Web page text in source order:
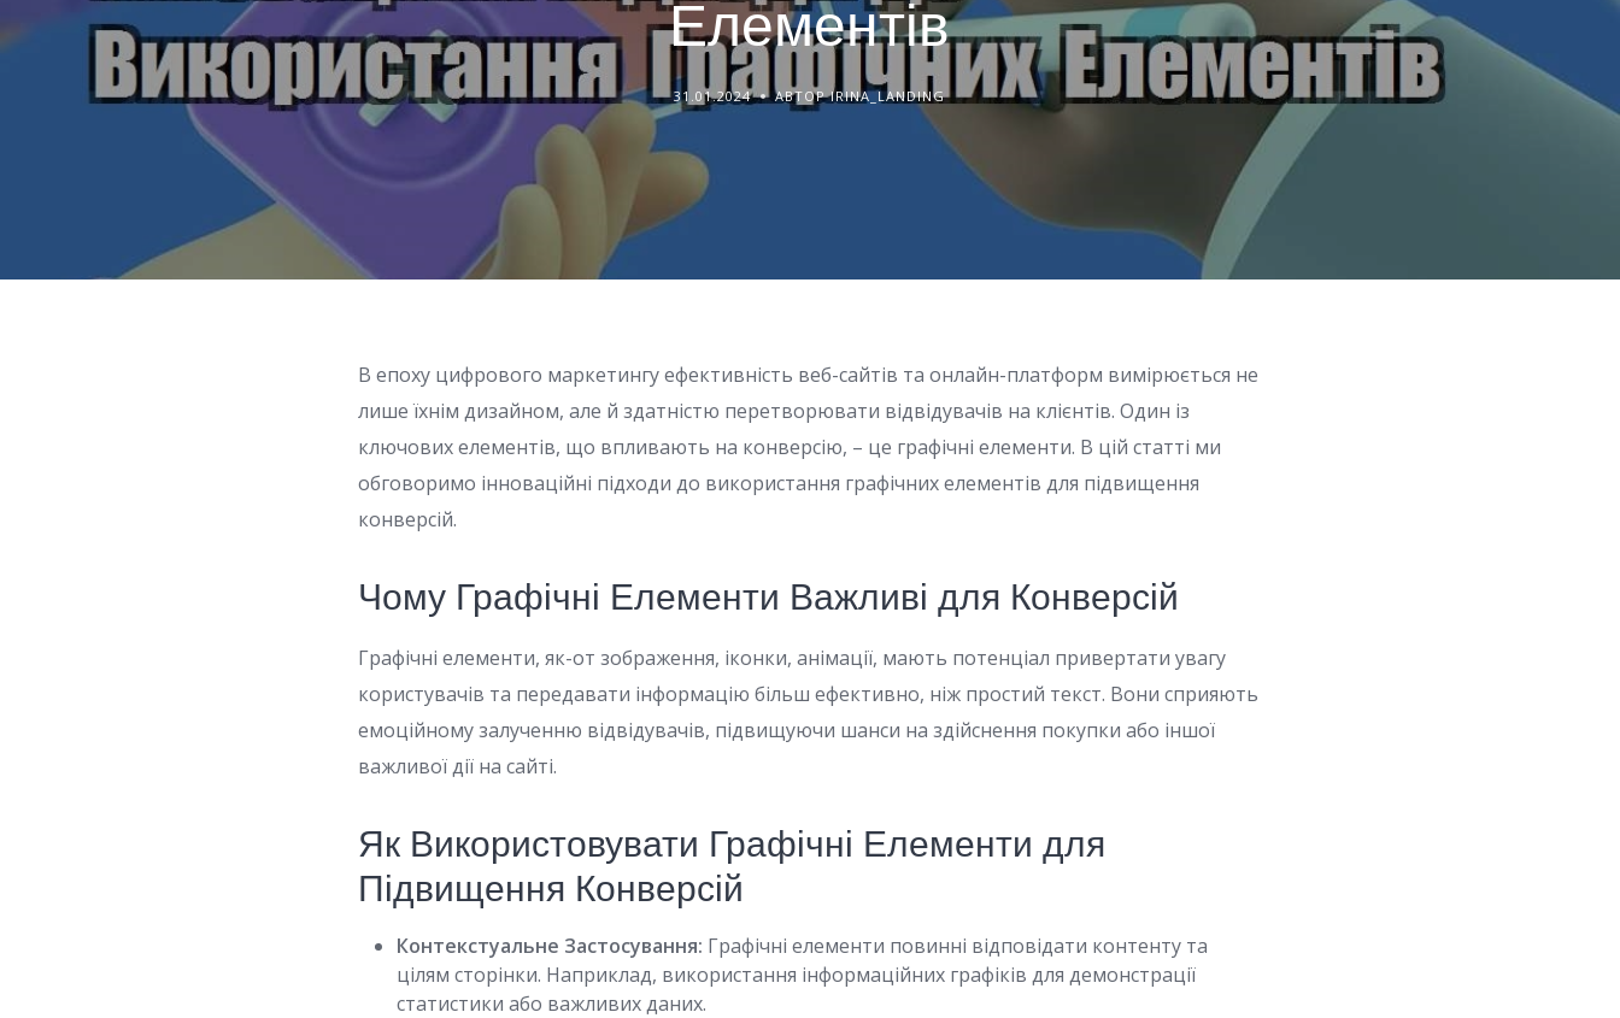
Елементів
31.01.2024 АВТОР IRINA_LANDING
В епоху цифрового маркетингу ефективність веб-сайтів та онлайн-платформ вимірюється не
лише їхнім дизайном, але й здатністю перетворювати відвідувачів на клієнтів. Один із
ключових елементів, що впливають на конверсію, – це графічні елементи. В цій статті ми
обговоримо інноваційні підходи до використання графічних елементів для підвищення
конверсій.
Чому Графічні Елементи Важливі для Конверсій
Графічні елементи, як-от зображення, іконки, анімації, мають потенціал привертати увагу
користувачів та передавати інформацію більш ефективно, ніж простий текст. Вони сприяють
емоційному залученню відвідувачів, підвищуючи шанси на здійснення покупки або іншої
важливої дії на сайті.
Як Використовувати Графічні Елементи для
Підвищення Конверсій
Контекстуальне Застосування: Графічні елементи повинні відповідати контенту та
цілям сторінки. Наприклад, використання інформаційних графіків для демонстрації
статистики або важливих даних.